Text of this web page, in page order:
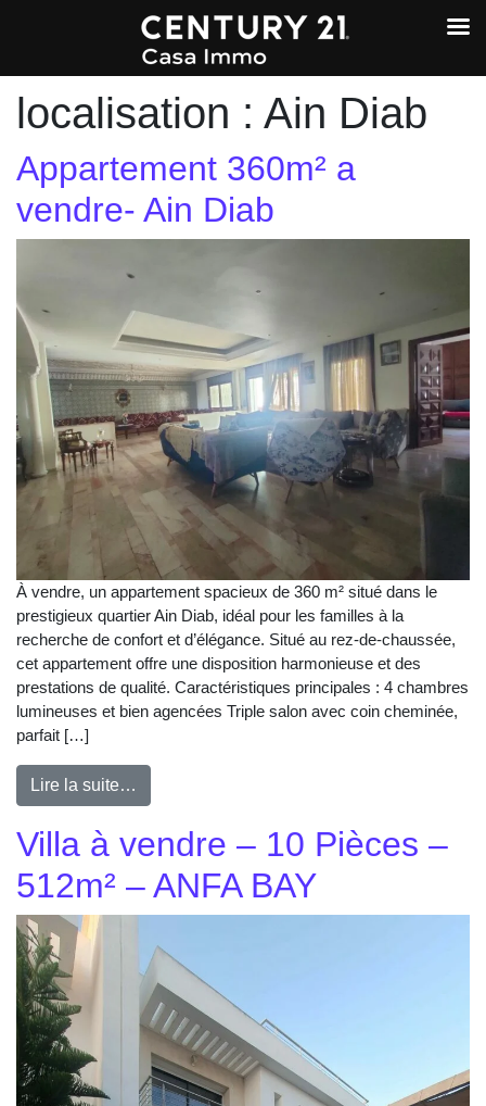
localisation : Ain Diab
Appartement 360m² a
vendre- Ain Diab
À vendre, un appartement spacieux de 360 m² situé dans le
prestigieux quartier Ain Diab, idéal pour les familles à la
recherche de confort et d’élégance. Situé au rez-de-chaussée,
cet appartement offre une disposition harmonieuse et des
prestations de qualité. Caractéristiques principales : 4 chambres
lumineuses et bien agencées Triple salon avec coin cheminée,
parfait […]
Lire la suite…
Villa à vendre – 10 Pièces –
512m² – ANFA BAY